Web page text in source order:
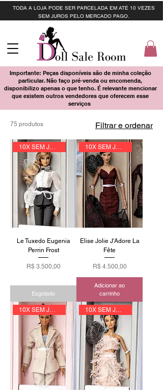
TODA A LOJA PODE SER PARCELADA EM ATÉ 10 VEZES
SEM JUROS PELO MERCADO PAGO.
Importante: Peças disponíveis são de minha coleção
particular. Não faço pré-venda ou encomenda,
disponibilizo apenas o que tenho. É relevante mencionar
que existem outros vendedores que oferecem esse
serviços
75 produtos Filtrar e ordenar
10X SEM JUROS
Le Tuxedo Eugenia
Perrin Frost
Preço
R$ 3.500,00
Esgotado
10X SEM JUROS
Elise Jolie J'Adore La
Fête
Preço
R$ 4.500,00
Adicionar ao
carrinho